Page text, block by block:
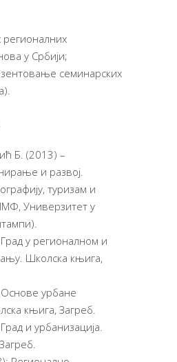
у Србији;
семинарских
Б. (2013) –
и развој.
туризам и
Универзитет у
у регионалном и
Школска књига,
урбане
књига, Загреб.
и урбанизација.